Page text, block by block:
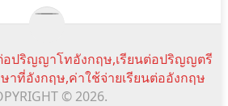
อปริญญาโทอังกฤษ,เรียนต่อปริญญตรี
าที่อังกฤษ,ค่าใช้จ่ายเรียนต่ออังกฤษ
© 2026.